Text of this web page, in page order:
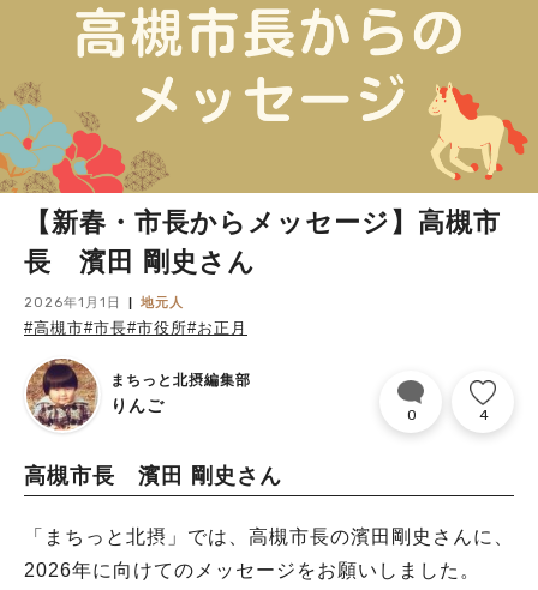
【新春・市長からメッセージ】高槻市
長 濱田 剛史さん
2026年1月1日 地元人
#高槻市#市長#市役所#お正月
まちっと北摂編集部
りんご 0 4
高槻市長 濱田 剛史さん
「まちっと北摂」では、高槻市長の濱田剛史さんに、
2026年に向けてのメッセージをお願いしました。